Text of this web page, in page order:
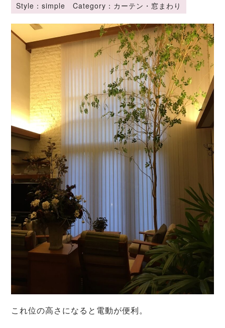
Style：simple Category：カーテン・窓まわり
これ位の高さになると電動が便利。